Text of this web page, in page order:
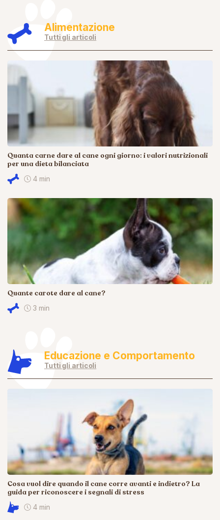
Alimentazione
Tutti gli articoli
Quanta carne dare al cane ogni giorno: i valori nutrizionali
per una dieta bilanciata
4 min
Quante carote dare al cane?
3 min
Educazione e Comportamento
Tutti gli articoli
Cosa vuol dire quando il cane corre avanti e indietro? La
guida per riconoscere i segnali di stress
4 min